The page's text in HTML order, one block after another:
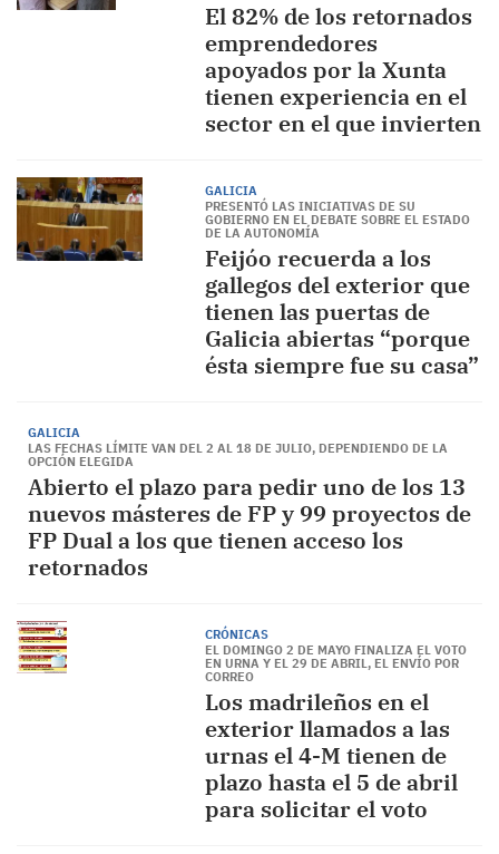
El 82% de los retornados
emprendedores
apoyados por la Xunta
tienen experiencia en el
sector en el que invierten
GALICIA
PRESENTÓ LAS INICIATIVAS DE SU
GOBIERNO EN EL DEBATE SOBRE EL ESTADO
DE LA AUTONOMÍA
Feijóo recuerda a los
gallegos del exterior que
tienen las puertas de
Galicia abiertas “porque
ésta siempre fue su casa”
GALICIA
LAS FECHAS LÍMITE VAN DEL 2 AL 18 DE JULIO, DEPENDIENDO DE LA
OPCIÓN ELEGIDA
Abierto el plazo para pedir uno de los 13
nuevos másteres de FP y 99 proyectos de
FP Dual a los que tienen acceso los
retornados
CRÓNICAS
EL DOMINGO 2 DE MAYO FINALIZA EL VOTO
EN URNA Y EL 29 DE ABRIL, EL ENVÍO POR
CORREO
Los madrileños en el
exterior llamados a las
urnas el 4-M tienen de
plazo hasta el 5 de abril
para solicitar el voto